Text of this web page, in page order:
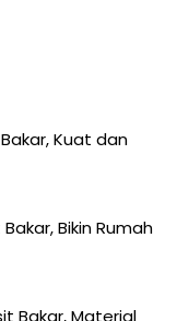
Kuat dan
Bikin Rumah
Bakar, Material